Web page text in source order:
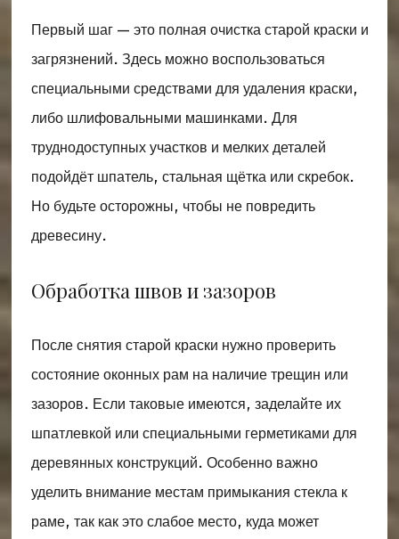
Первый шаг — это полная очистка старой краски и
загрязнений. Здесь можно воспользоваться
специальными средствами для удаления краски,
либо шлифовальными машинками. Для
труднодоступных участков и мелких деталей
подойдёт шпатель, стальная щётка или скребок.
Но будьте осторожны, чтобы не повредить
древесину.
Обработка швов и зазоров
После снятия старой краски нужно проверить
состояние оконных рам на наличие трещин или
зазоров. Если таковые имеются, заделайте их
шпатлевкой или специальными герметиками для
деревянных конструкций. Особенно важно
уделить внимание местам примыкания стекла к
раме, так как это слабое место, куда может